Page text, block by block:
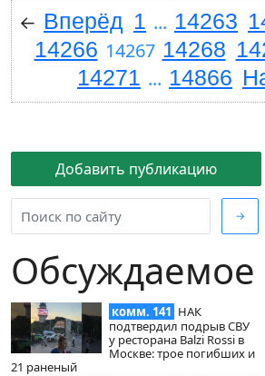
Добавить публикацию
→
Обсуждаемое
комм. 141 НАК
подтвердил подрыв СВУ
у ресторана Balzi Rossi в
Москве: трое погибших и
21 раненый
← Вперёд 1 ... 14263
14266 14267 14268
14271 ... 14866